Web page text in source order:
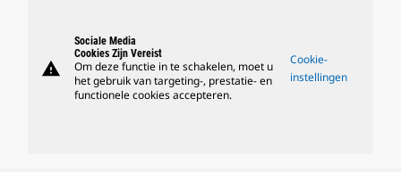
warning
Sociale Media
Cookies Zijn Vereist
Om deze functie in te schakelen, moet u
het gebruik van targeting-, prestatie- en
functionele cookies accepteren.
Cookie-
instellingen